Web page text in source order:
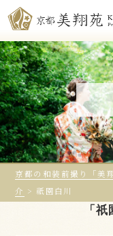
京都の和装前撮り「美
介 > 祇園白川
「